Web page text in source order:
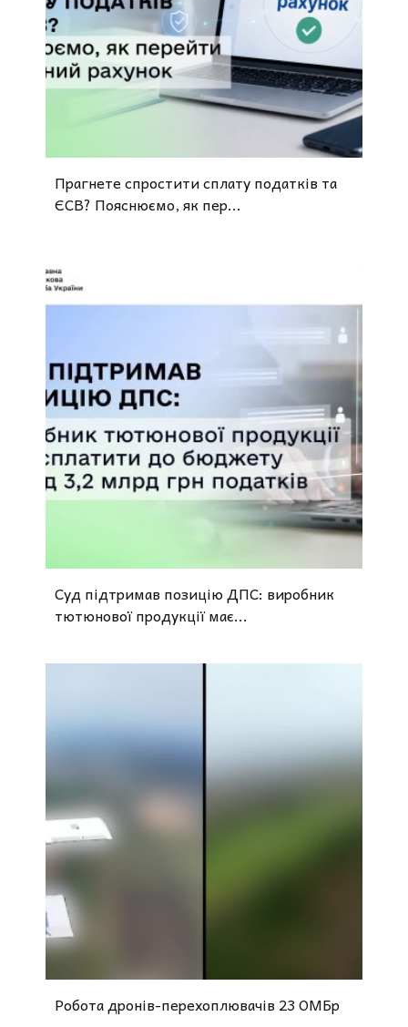
Прагнете спростити сплату податків та
ЄСВ? Пояснюємо, як пер...
Суд підтримав позицію ДПС: виробник
тютюнової продукції має...
Робота дронів-перехоплювачів 23 ОМБр